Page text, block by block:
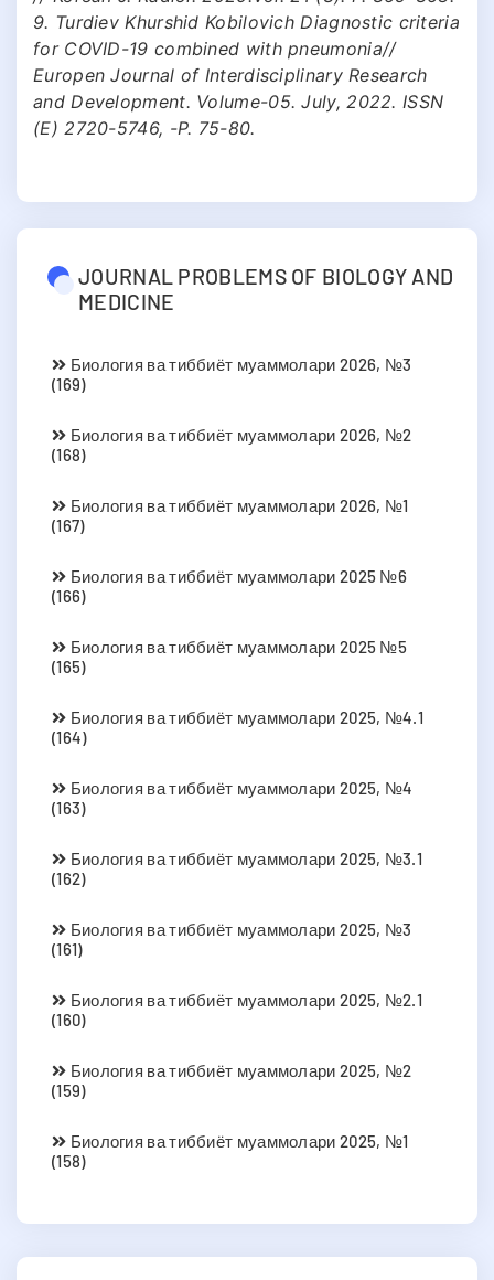
9. Turdiev Khurshid Kobilovich Diagnostic criteria
for COVID-19 combined with pneumonia//
Europen Journal of Interdisciplinary Research
and Development. Volume-05. July, 2022. ISSN
(E) 2720-5746, -P. 75-80.
JOURNAL PROBLEMS OF BIOLOGY AND
MEDICINE
Биология ва тиббиёт муаммолари 2026, №3
(169)
Биология ва тиббиёт муаммолари 2026, №2
(168)
Биология ва тиббиёт муаммолари 2026, №1
(167)
Биология ва тиббиёт муаммолари 2025 №6
(166)
Биология ва тиббиёт муаммолари 2025 №5
(165)
Биология ва тиббиёт муаммолари 2025, №4.1
(164)
Биология ва тиббиёт муаммолари 2025, №4
(163)
Биология ва тиббиёт муаммолари 2025, №3.1
(162)
Биология ва тиббиёт муаммолари 2025, №3
(161)
Биология ва тиббиёт муаммолари 2025, №2.1
(160)
Биология ва тиббиёт муаммолари 2025, №2
(159)
Биология ва тиббиёт муаммолари 2025, №1
(158)